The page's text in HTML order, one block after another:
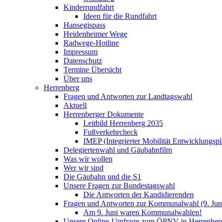
Kinderrundfahrt
Ideen für die Rundfahrt
Hansegispass
Heidenheimer Wege
Radwege-Hotline
Impressum
Datenschutz
Termine Übersicht
Über uns
Herrenberg
Fragen und Antworten zur Landtagswahl
Aktuell
Herrenberger Dokumente
Leitbild Herrenberg 2035
Fußverkehrcheck
IMEP (Integrierter Mobilität
Delegiertenwahl und Gäubahnfilm
Was wir wollen
Wer wir sind
Die Gäubahn und die S1
Unsere Fragen zur Bundestagswahl
Die Antworten der Kandidierenden
Fragen und Antworten zur Kommunalwahl (9.
Am 9. Juni waren Kommunalwahlen!